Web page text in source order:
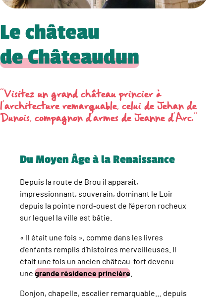
Le château
de Châteaudun
“Visitez un grand château princier à
l’architecture remarquable, celui de Jehan de
Dunois, compagnon d’armes de Jeanne d’Arc.”
Du Moyen Âge à la Renaissance
Depuis la route de Brou il apparaît,
impressionnant, souverain, dominant le Loir
depuis la pointe nord-ouest de l’éperon rocheux
sur lequel la ville est bâtie.
« Il était une fois », comme dans les livres
d’enfants remplis d’histoires merveilleuses. Il
était une fois un ancien château-fort devenu
une grande résidence princière
Donjon, chapelle, escalier remarquable… depuis